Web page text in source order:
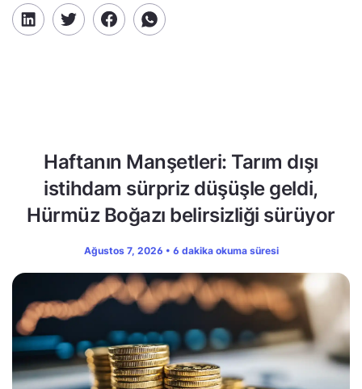
Haftanın Manşetleri: Tarım dışı
istihdam sürpriz düşüşle geldi,
Hürmüz Boğazı belirsizliği sürüyor
Ağustos 7, 2026 • 6 dakika okuma süresi